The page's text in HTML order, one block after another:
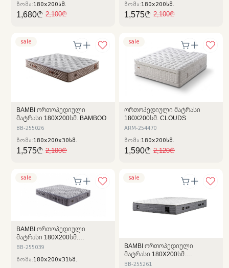
ზომა:180x200სმ.
1,680₾ 2,100₾
ზომა:180x200სმ.
1,575₾ 2,100₾
sale
BAMBI ᲝᲠᲗᲝᲞᲔᲓᲘᲣᲚᲘ
ᲛᲐᲢᲠᲐᲡᲘ 180X200ᲡᲛ. BAMBOO
BB-255026
ზომა:180x200x30სმ.
1,575₾ 2,100₾
sale
ᲝᲠᲗᲝᲞᲔᲓᲘᲣᲚᲘ ᲛᲐᲢᲠᲐᲡᲘ
180X200ᲡᲛ. CLOUDS
ARM-254470
ზომა:180x200სმ.
1,590₾ 2,120₾
sale
BAMBI ᲝᲠᲗᲝᲞᲔᲓᲘᲣᲚᲘ
ᲛᲐᲢᲠᲐᲡᲘ 180X200ᲡᲛ.
SLEEPURE
BB-255039
ზომა:180x200x31სმ.
sale
BAMBI ᲝᲠᲗᲝᲞᲔᲓᲘᲣᲚᲘ
ᲛᲐᲢᲠᲐᲡᲘ 180X200ᲡᲛ.
CLIMEXTRA
BB-255261